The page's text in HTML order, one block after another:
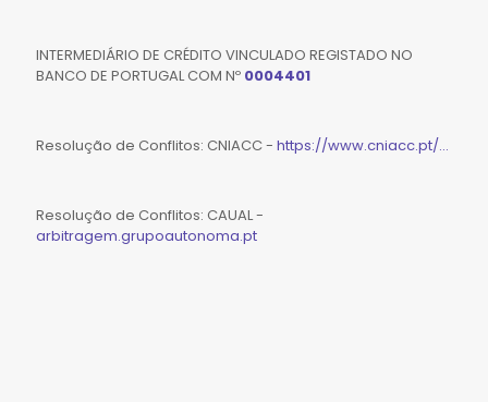
INTERMEDIÁRIO DE CRÉDITO VINCULADO REGISTADO NO
BANCO DE PORTUGAL COM Nº 0004401
Resolução de Conflitos: CNIACC - https://www.cniacc.pt/...
Resolução de Conflitos: CAUAL -
arbitragem.grupoautonoma.pt